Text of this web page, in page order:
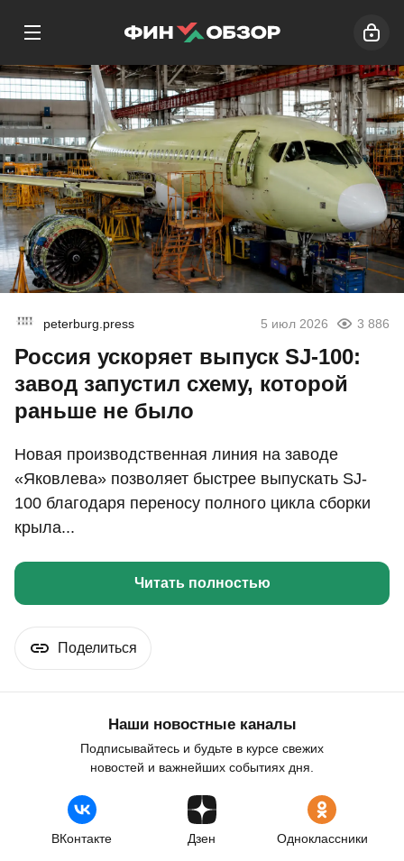
peterburg.press 5 июл 2026 3 886
Россия ускоряет выпуск SJ-100:
завод запустил схему, которой
раньше не было
Новая производственная линия на заводе
«Яковлева» позволяет быстрее выпускать SJ-
100 благодаря переносу полного цикла сборки
крыла...
Читать полностью
Поделиться
Наши новостные каналы
Подписывайтесь и будьте в курсе свежих
новостей и важнейших событиях дня.
ВКонтакте Дзен Одноклассники